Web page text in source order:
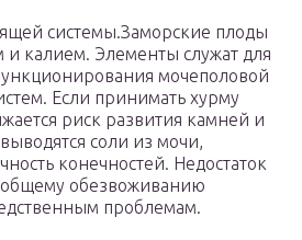
системы.Заморские плоды
и калием. Элементы служат для
мочеполовой
Если принимать хурму
риск развития камней и
соли из мочи,
конечностей. Недостаток
общему обезвоживанию
проблемам.